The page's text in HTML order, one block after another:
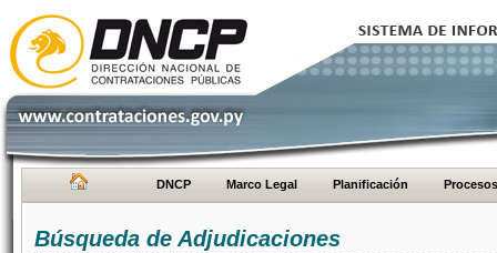
DNCP Marco Legal Planificación Procesos
Búsqueda de Adjudicaciones